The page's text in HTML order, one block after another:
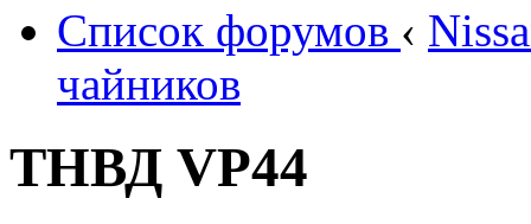
Список форумов ‹
чайников
ТНВД VP44